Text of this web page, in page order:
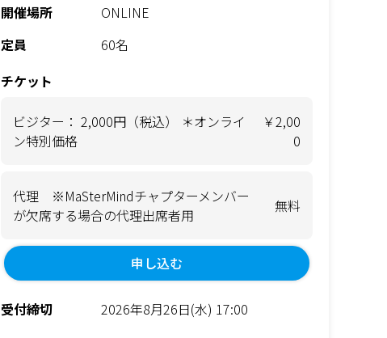
開催場所
ONLINE
定員
60名
チケット
ビジター： 2,000円（税込） ＊オンライ
ン特別価格
￥2,00
0
代理 ※MaSterMindチャプターメンバー
が欠席する場合の代理出席者用
無料
申し込む
受付締切 2026年8月26日(水) 17:00